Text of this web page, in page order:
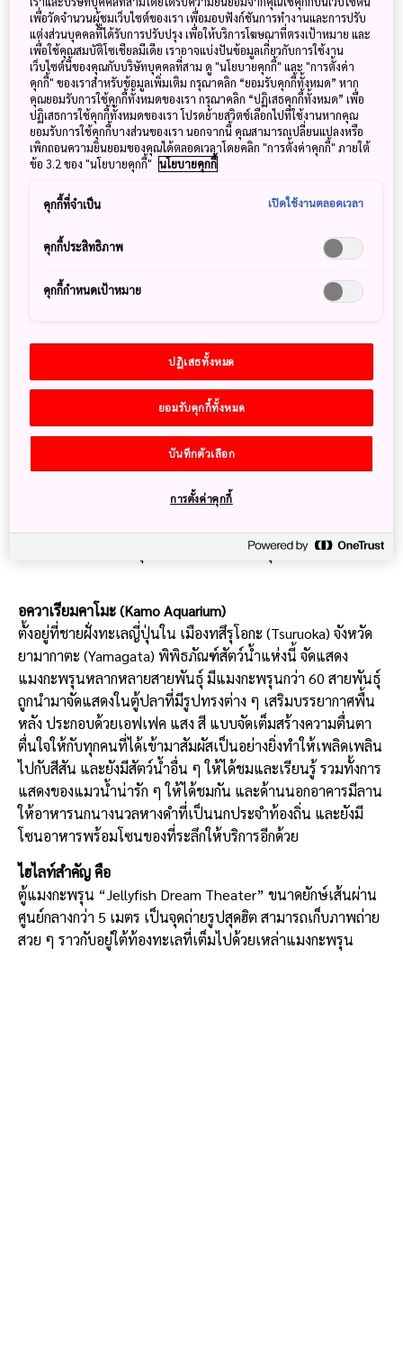
โซนของปลาน้ำจืดและน้ำเค็ม ที่อควาเรียมคาโมะ
การจัดแสดงแมงกะพรุนหลากหลายสายพันธุ์ ที่อควาเรียมคาโมะ
อควาเรียมคาโมะ (Kamo Aquarium)
ตั้งอยู่ที่ชายฝั่งทะเลญี่ปุ่นใน เมืองทสึรุโอกะ (Tsuruoka) จังหวัด
ยามากาตะ (Yamagata) พิพิธภัณฑ์สัตว์น้ำแห่งนี้ จัดแสดง
แมงกะพรุนหลากหลายสายพันธุ์ มีแมงกะพรุนกว่า 60 สายพันธุ์
ถูกนำมาจัดแสดงในตู้ปลาที่มีรูปทรงต่าง ๆ เสริมบรรยากาศพื้น
หลัง ประกอบด้วยเอฟเฟค แสง สี แบบจัดเต็มสร้างความตื่นตา
ตื่นใจให้กับทุกคนที่ได้เข้ามาสัมผัสเป็นอย่างยิ่งทำให้เพลิดเพลิน
ไปกับสีสัน และยังมีสัตว์น้ำอื่น ๆ ให้ได้ชมและเรียนรู้ รวมทั้งการ
แสดงของแมวน้ำน่ารัก ๆ ให้ได้ชมกัน และด้านนอกอาคารมีลาน
ให้อาหารนกนางนวลหางดำที่เป็นนกประจำท้องถิ่น และยังมี
โซนอาหารพร้อมโซนของที่ระลึกให้บริการอีกด้วย
ไฮไลท์สำคัญ คือ
ตู้แมงกะพรุน “Jellyfish Dream Theater” ขนาดยักษ์เส้นผ่าน
ศูนย์กลางกว่า 5 เมตร เป็นจุดถ่ายรูปสุดฮิต สามารถเก็บภาพถ่าย
สวย ๆ ราวกับอยู่ใต้ท้องทะเลที่เต็มไปด้วยเหล่าแมงกะพรุน
เพื่อวัดจำนวนผู้ชมเว็บไซต์ของเรา เพื่อมอบฟังก์ชันการทำงานและการปรับ
แต่งส่วนบุคคลที่ได้รับการปรับปรุง เพื่อให้บริการโฆษณาที่ตรงเป้าหมาย และ
เพื่อใช้คุณสมบัติโซเชียลมีเดีย เราอาจแบ่งปันข้อมูลเกี่ยวกับการใช้งาน
เว็บไซต์นี้ของคุณกับบริษัทบุคคลที่สาม ดู "นโยบายคุกกี้" และ "การตั้งค่า
คุกกี้" ของเราสำหรับข้อมูลเพิ่มเติม กรุณาคลิก “ยอมรับคุกกี้ทั้งหมด” หาก
คุณยอมรับการใช้คุกกี้ทั้งหมดของเรา กรุณาคลิก “ปฏิเสธคุกกี้ทั้งหมด” เพื่อ
ปฏิเสธการใช้คุกกี้ทั้งหมดของเรา โปรดย้ายสวิตช์เลือกไปที่ใช้งานหากคุณ
ยอมรับการใช้คุกกี้บางส่วนของเรา นอกจากนี้ คุณสามารถเปลี่ยนแปลงหรือ
เพิกถอนความยินยอมของคุณได้ตลอดเวลาโดยคลิก "การตั้งค่าคุกกี้" ภายใต้
ข้อ 3.2 ของ "นโยบายคุกกี้" นโยบายคุกกี้
คุกกี้ที่จำเป็น เปิดใช้งานตลอดเวลา
คุกกี้ประสิทธิภาพ
คุกกี้กำหนดเป้าหมาย
ปฏิเสธทั้งหมด
ยอมรับคุกกี้ทั้งหมด
บันทึกตัวเลือก
การตั้งค่าคุกกี้